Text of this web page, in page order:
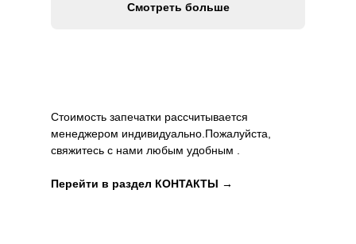
Смотреть больше
Стоимость запечатки рассчитывается
менеджером индивидуально.Пожалуйста,
свяжитесь с нами любым удобным .
Перейти в раздел КОНТАКТЫ →